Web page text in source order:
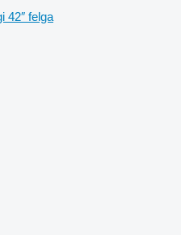
42″ felga